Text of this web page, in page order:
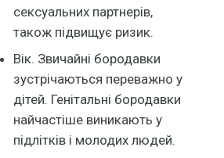
сексуальних партнерів,
також підвищує ризик.
Вік. Звичайні бородавки
зустрічаються переважно у
дітей. Генітальні бородавки
найчастіше виникають у
підлітків і молодих людей.